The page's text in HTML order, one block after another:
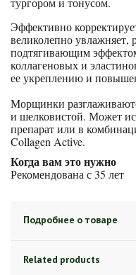
Эффективно
великолепно увлажняет,
подтягивающим
коллагеновых и
ее укреплению и
Морщинки
и шелковистой. Может
препарат или в
Collagen Active.
Когда вам это нужно
Рекомендована с 35 лет
Подробнее о товаре
Related products